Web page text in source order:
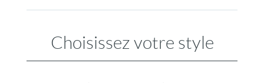
Choisissez votre style